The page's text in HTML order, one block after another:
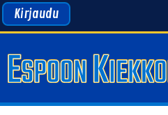
Kirjaudu